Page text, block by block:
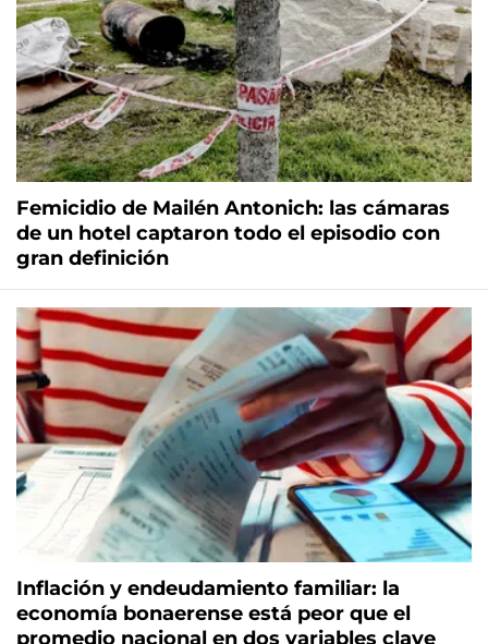
Femicidio de Mailén Antonich: las cámaras
de un hotel captaron todo el episodio con
gran definición
Inflación y endeudamiento familiar: la
economía bonaerense está peor que el
promedio nacional en dos variables clave